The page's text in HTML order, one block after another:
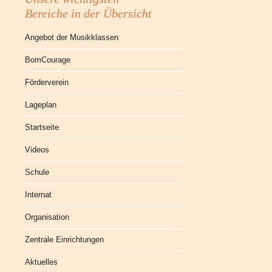
Bereiche in der Übersicht
Angebot der Musikklassen
BomCourage
Förderverein
Lageplan
Startseite
Videos
Schule
Internat
Organisation
Zentrale Einrichtungen
Aktuelles